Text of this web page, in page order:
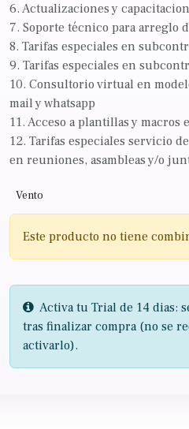
6. Actualizaciones y
7. Soporte técnico para arreglo
8. Tarifas especiales en
9. Tarifas especiales en
10. Consultorio virtual en
mail y whatsapp
11. Acceso a plantillas y macros
12. Tarifas especiales servicio
en reuniones, asambleas y/o
Vento
Este producto no tiene
Activa tu Trial de 14 dias:
tras finalizar compra (no se
activarlo).